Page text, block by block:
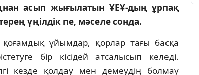
асып жығылатын ҰЕҰ-дың ұрпақ
үңiлдiк пе, мәселе сонда.
ұйымдар, қорлар тағы басқа
бiр кiсiдей атсалысып келедi.
кезде қолдау мен демеудiң болмау